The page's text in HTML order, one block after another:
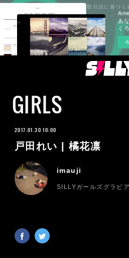
あ
く
GIRLS
2017.01.30 10:00
戸田れい | 橘花凛
imauji
SILLYガールズグラビア
プライバシーポリシー 特定商取引法に基づく